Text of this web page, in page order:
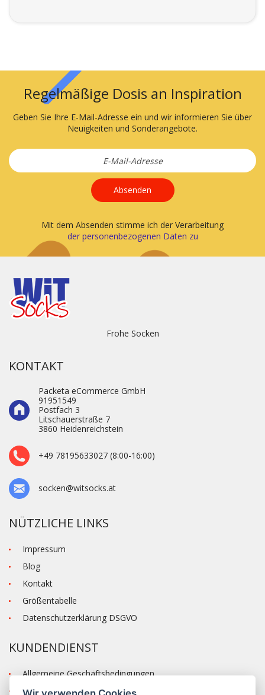
Regelmäßige Dosis an Inspiration
Geben Sie Ihre E-Mail-Adresse ein und wir informieren Sie über
Neuigkeiten und Sonderangebote.
Absenden
Mit dem Absenden stimme ich der Verarbeitung
der personenbezogenen Daten zu
Frohe Socken
KONTAKT
Packeta eCommerce GmbH
91951549
Postfach 3
Litschauerstraße 7
3860 Heidenre­ichstein
+49 78195633027 (8:00-16:00)
socken@witsocks.at
NÜTZLICHE LINKS
Impressum
Blog
Kontakt
Größentabelle
Datenschutzerklärung DSGVO
KUNDENDIENST
Allgemeine Geschäftsbedingungen
Versand und Zahlung